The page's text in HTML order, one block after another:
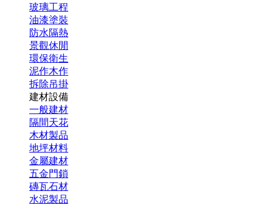
玻璃工程
油漆塗裝
防水隔熱
景觀休閒
環保衛生
泥作木作
拆除吊掛
建材設備
一般建材
隔間天花
木材製品
地坪材料
金屬建材
五金門鎖
磚瓦石材
水泥製品